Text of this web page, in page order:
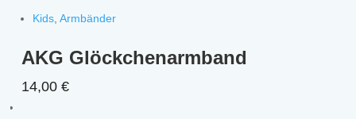
Kids ,Armbänder
AKG Glöckchenarmband
14,00€